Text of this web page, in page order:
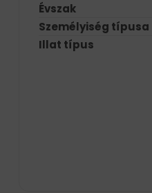
Évszak
Személyiség típusa
Illat típus